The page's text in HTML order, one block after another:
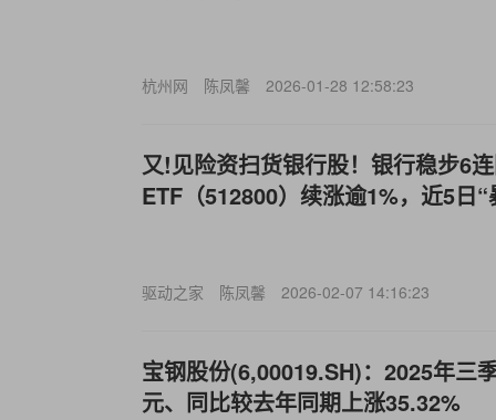
杭州网 陈凤馨 2026-01-28 12:58:23
又!见险资扫货银行股！银行稳步6
ETF（512800）续涨逾1%，近5日
驱动之家 陈凤馨 2026-02-07 14:16:23
宝钢股份(6,00019.SH)：2025年三
元、同比较去年同期上涨35.32%